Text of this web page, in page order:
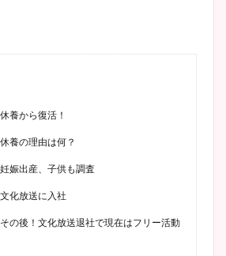
養から復活！
養の理由は何？
娠出産、子供も調査
化放送に入社
の後！文化放送退社で現在はフリー活動